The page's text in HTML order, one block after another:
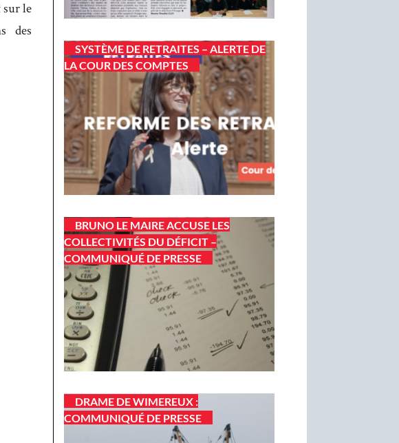
sur le
des
SYSTÈME DE RETRAITES – ALERTE DE
LA COUR DES COMPTES
BRUNO LE MAIRE ACCUSE LES
COLLECTIVITÉS DU DÉFICIT –
COMMUNIQUÉ DE PRESSE
DRAME DE WIMEREUX :
COMMUNIQUÉ DE PRESSE